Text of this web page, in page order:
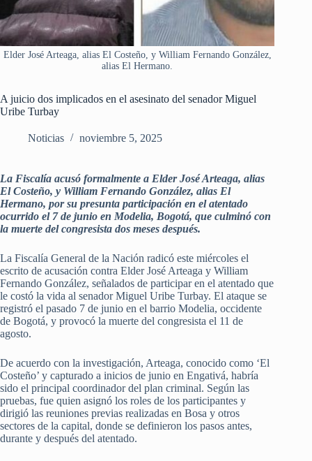
Elder José Arteaga, alias El Costeño, y William Fernando González,
alias El Hermano.
A juicio dos implicados en el asesinato del senador Miguel
Uribe Turbay
Noticias noviembre 5, 2025
La Fiscalía acusó formalmente a Elder José Arteaga, alias
El Costeño, y William Fernando González, alias El
Hermano, por su presunta participación en el atentado
ocurrido el 7 de junio en Modelia, Bogotá, que culminó con
la muerte del congresista dos meses después.
La Fiscalía General de la Nación radicó este miércoles el
escrito de acusación contra Elder José Arteaga y William
Fernando González, señalados de participar en el atentado que
le costó la vida al senador Miguel Uribe Turbay. El ataque se
registró el pasado 7 de junio en el barrio Modelia, occidente
de Bogotá, y provocó la muerte del congresista el 11 de
agosto.
De acuerdo con la investigación, Arteaga, conocido como ‘El
Costeño’ y capturado a inicios de junio en Engativá, habría
sido el principal coordinador del plan criminal. Según las
pruebas, fue quien asignó los roles de los participantes y
dirigió las reuniones previas realizadas en Bosa y otros
sectores de la capital, donde se definieron los pasos antes,
durante y después del atentado.